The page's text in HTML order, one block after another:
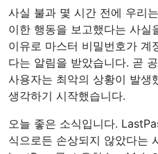
사실 불과 몇 시간 전에 우리
이한 행동을 보고했다는 사실
이유로 마스터 비밀번호가 계
다는 알림을 받았습니다. 곧
사용자는 최악의 상황이 발생
생각하기 시작했습니다.
오늘 좋은 소식입니다.
식으로든 손상되지 않았다는